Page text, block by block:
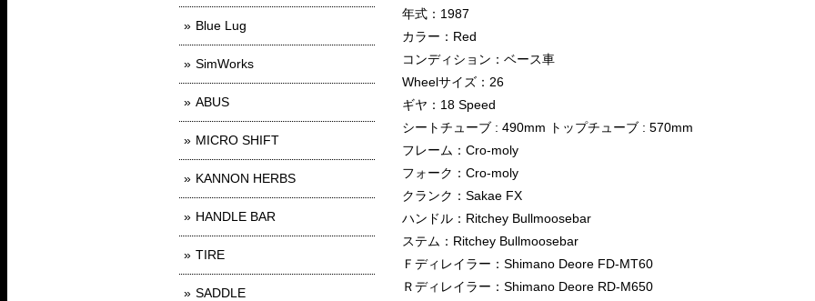
年式：1987
カラー：Red
コンディション：ベース車
Wheelサイズ：26
ギヤ：18 Speed
シートチューブ : 490mm トップチューブ : 570mm
フレーム：Cro-moly
フォーク：Cro-moly
クランク：Sakae FX
ハンドル：Ritchey Bullmoosebar
ステム：Ritchey Bullmoosebar
Ｆディレイラー：Shimano Deore FD-MT60
Ｒディレイラー：Shimano Deore RD-M650
Blue Lug
SimWorks
ABUS
MICRO SHIFT
KANNON HERBS
HANDLE BAR
TIRE
SADDLE